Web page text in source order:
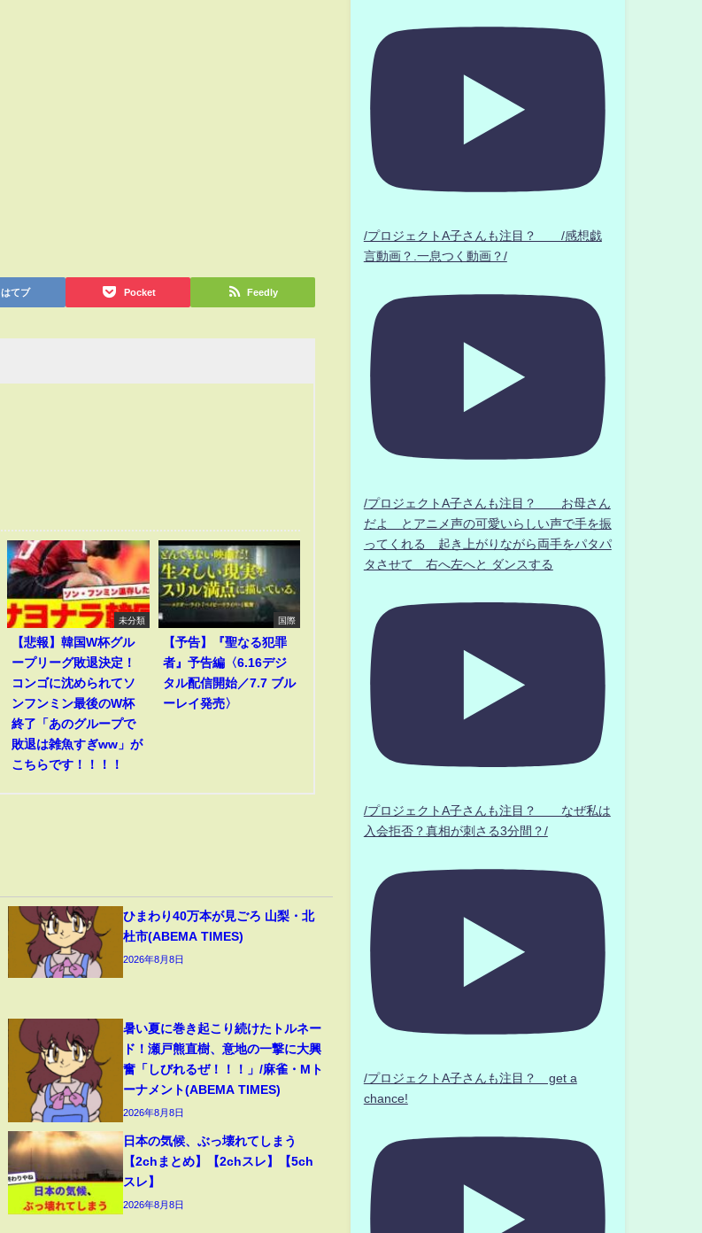
はてブ Pocket Feedly
未分類
【悲報】韓国W杯グル
ープリーグ敗退決定！
コンゴに沈められてソ
ンフンミン最後のW杯
終了「あのグループで
敗退は雑魚すぎww」が
こちらです！！！！
国際
【予告】『聖なる犯罪
者』予告編〈6.16デジ
タル配信開始／7.7 ブル
ーレイ発売〉
ひまわり40万本が見ごろ 山梨・北
杜市(ABEMA TIMES)
2026年8月8日
暑い夏に巻き起こり続けたトルネー
ド！瀬戸熊直樹、意地の一撃に大興
奮「しびれるぜ！！！」/麻雀・Mト
ーナメント(ABEMA TIMES)
2026年8月8日
日本の気候、ぶっ壊れてしまう
【2chまとめ】【2chスレ】【5ch
スレ】
2026年8月8日
/プロジェクトA子さんも注目？ /感想戯
言動画？.一息つく動画？/
/プロジェクトA子さんも注目？ お母さん
だよ とアニメ声の可愛いらしい声で手を振
ってくれる 起き上がりながら両手をパタパ
タさせて 右へ左へと ダンスする
/プロジェクトA子さんも注目？ なぜ私は
入会拒否？真相が刺さる3分間？/
/プロジェクトA子さんも注目？ get a
chance!